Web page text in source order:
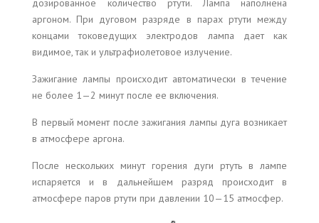
дозированное количество ртути. Лампа наполнена
аргоном. При дуговом разряде в парах ртути между
концами токоведущих электродов лампа дает как
видимое, так и ультрафиолетовое излучение.
Зажигание лампы происходит автоматически в течение
не более 1—2 минут после ее включения.
В первый момент после зажигания лампы дуга возникает
в атмосфере аргона.
После нескольких минут горения дуги ртуть в лампе
испаряется и в дальнейшем разряд происходит в
атмосфере паров ртути при давлении 10—15 атмосфер.